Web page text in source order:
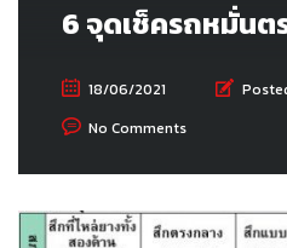
6 จุดเช็ครถหมั่นต
18/06/2021
No Comments